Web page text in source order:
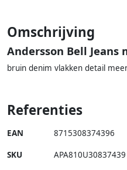
Omschrijving
Andersson Bell
bruin denim vlakken detail
Referenties
EAN 8715308374396
SKU APA810U30837439